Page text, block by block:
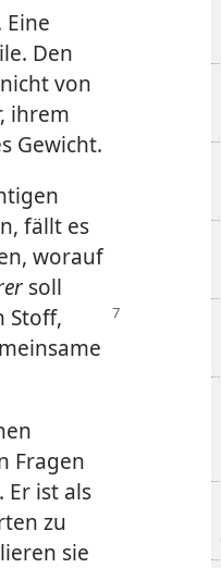
Den
von
ihrem
Gewicht.
fällt es
worauf
soll
Stoff,
Fragen
ist als
zu
sie